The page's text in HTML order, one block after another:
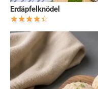
Erdäpfelknödel